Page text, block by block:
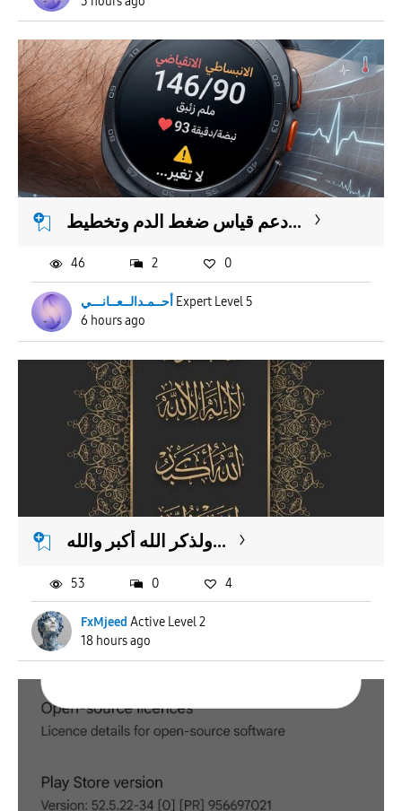
دعم قياس ضغط الدم وتخطيط...
أحــمـدالــعــانـــي Expert Level 5
6 hours ago
46 2 0
ولذكر الله أكبر والله...
FxMjeed Active Level 2
18 hours ago
53 0 4